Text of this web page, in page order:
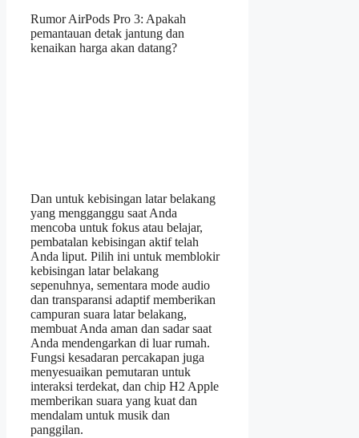
Rumor AirPods Pro 3: Apakah
pemantauan detak jantung dan
kenaikan harga akan datang?
Dan untuk kebisingan latar belakang
yang mengganggu saat Anda
mencoba untuk fokus atau belajar,
pembatalan kebisingan aktif telah
Anda liput. Pilih ini untuk memblokir
kebisingan latar belakang
sepenuhnya, sementara mode audio
dan transparansi adaptif memberikan
campuran suara latar belakang,
membuat Anda aman dan sadar saat
Anda mendengarkan di luar rumah.
Fungsi kesadaran percakapan juga
menyesuaikan pemutaran untuk
interaksi terdekat, dan chip H2 Apple
memberikan suara yang kuat dan
mendalam untuk musik dan
panggilan.